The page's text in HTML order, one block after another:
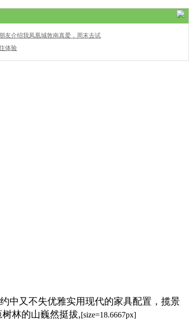
友介绍我凤凰城敦南真爱，周末去试
体验
又不失优雅实用现代的家具配置， 揽景
树林的山巍然挺拔,[size=18.6667px]